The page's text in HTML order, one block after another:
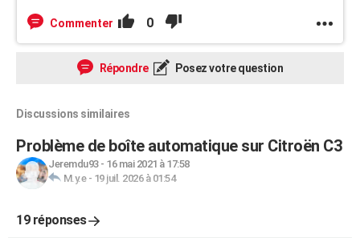
Commenter 0
Répondre Posez votre question
Discussions similaires
Problème de boîte automatique sur Citroën C3
Jeremdu93- 16 mai 2021 à 17:58
M.y.e- 19 juil. 2026 à 01:54
19 réponses